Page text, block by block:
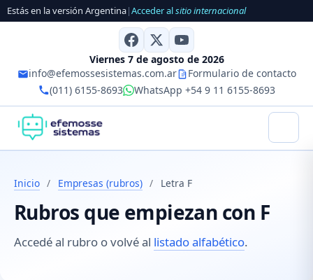
Estás en la versión Argentina|Acceder alsitio internacional
Viernes 7 de agosto de 2026
info@efemossesistemas.com.ar
Formulario de contacto
(011) 6155-8693
WhatsApp +54 9 11 6155-8693
Inicio / Empresas (rubros) / Letra F
Rubros que empiezan con F
Accedé al rubro o volvé al listado alfabético.